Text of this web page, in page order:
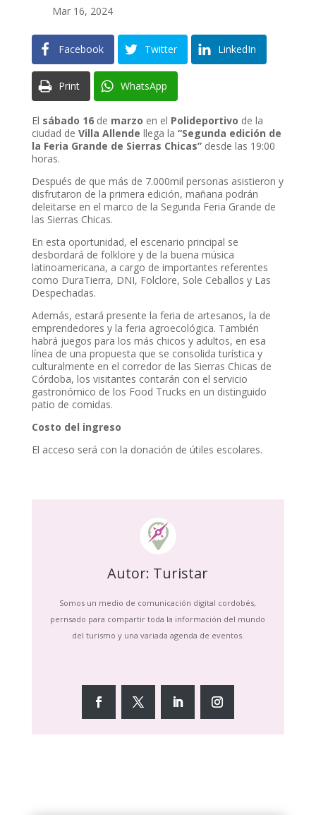
Mar 16, 2024
Facebook Twitter LinkedIn
Print WhatsApp
El sábado 16de marzo en el Polideportivo de la
ciudad de Villa Allende llega la “Segunda edición de
la Feria Grande de Sierras Chicas” desde las 19:00
horas.
Después de que más de 7.000mil personas asistieron y
disfrutaron de la primera edición, mañana podrán
deleitarse en el marco de la Segunda Feria Grande de
las Sierras Chicas.
En esta oportunidad, el escenario principal se
desbordará de folklore y de la buena música
latinoamericana, a cargo de importantes referentes
como DuraTierra, DNI, Folclore, Sole Ceballos y Las
Despechadas.
Además, estará presente la feria de artesanos, la de
emprendedores y la feria agroecológica. También
habrá juegos para los más chicos y adultos, en esa
línea de una propuesta que se consolida turística y
culturalmente en el corredor de las Sierras Chicas de
Córdoba, los visitantes contarán con el servicio
gastronómico de los Food Trucks en un distinguido
patio de comidas.
Costo del ingreso
El acceso será con la donación de útiles escolares.
Autor: Turistar
Somos un medio de comunicación digital cordobés,
pernsado para compartir toda la información del mundo
del turismo y una variada agenda de eventos.